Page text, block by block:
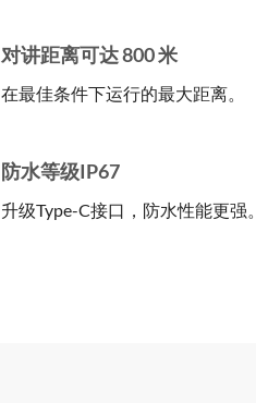
对讲距离可达 800 米
在最佳条件下运行的最大距离。
防水等级IP67
升级Type-C接口，防水性能更强。